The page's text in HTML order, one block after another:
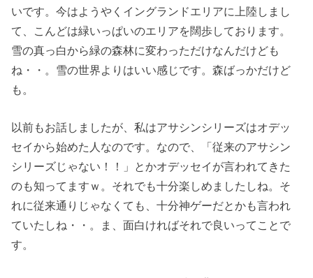
いです。今はようやくイングランドエリアに上陸しまし
て、こんどは緑いっぱいのエリアを闊歩しております。
雪の真っ白から緑の森林に変わっただけなんだけども
ね・・。雪の世界よりはいい感じです。森ばっかだけど
も。
以前もお話しましたが、私はアサシンシリーズはオデッ
セイから始めた人なのです。なので、「従来のアサシン
シリーズじゃない！！」とかオデッセイが言われてきた
のも知ってますｗ。それでも十分楽しめましたしね。そ
れに従来通りじゃなくても、十分神ゲーだとかも言われ
ていたしね・・。ま、面白ければそれで良いってことで
す。